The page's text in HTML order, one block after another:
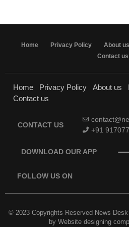
Home Privacy Policy About us
Contact us
Home Privacy Policy About us
Contact us
CONTACT US
+91
DOWNLOAD OUR APP
FOLLOW US ON
© 2023 Copyrights Reserved News
by Website designing